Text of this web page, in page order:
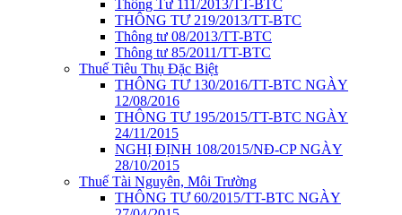
Thông Tư 111/2013/TT-BTC
THÔNG TƯ 219/2013/TT-BTC
Thông tư 08/2013/TT-BTC
Thông tư 85/2011/TT-BTC
Thuế Tiêu Thụ Đặc Biệt
THÔNG TƯ 130/2016/TT-BTC NGÀY
12/08/2016
THÔNG TƯ 195/2015/TT-BTC NGÀY
24/11/2015
NGHỊ ĐỊNH 108/2015/NĐ-CP NGÀY
28/10/2015
Thuế Tài Nguyên, Môi Trường
THÔNG TƯ 60/2015/TT-BTC NGÀY